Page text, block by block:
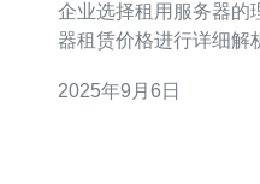
企业选择租用服务器的
器租赁价格进行详细解
以下是详细的步骤指南
2025年9月6日